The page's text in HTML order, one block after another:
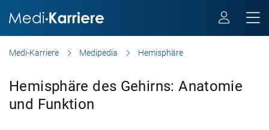
Medi-Karriere Medipedia Hemisphäre
Hemisphäre des Gehirns: Anatomie
und Funktion